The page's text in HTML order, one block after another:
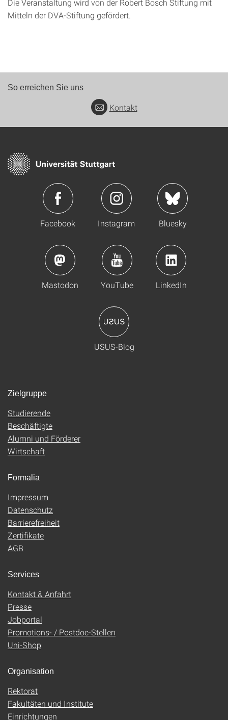
Die Veranstaltung wird von der Robert Bosch Stiftung mit
Mitteln der DVA-Stiftung gefördert.
So erreichen Sie uns
Kontakt
Facebook Instagram Bluesky
Mastodon YouTube LinkedIn
USUS-Blog
Zielgruppe
Studierende
Beschäftigte
Alumni und Förderer
Wirtschaft
Formalia
Impressum
Datenschutz
Barrierefreiheit
Zertifikate
AGB
Services
Kontakt & Anfahrt
Presse
Jobportal
Promotions- / Postdoc-Stellen
Uni-Shop
Organisation
Rektorat
Fakultäten und Institute
Einrichtungen